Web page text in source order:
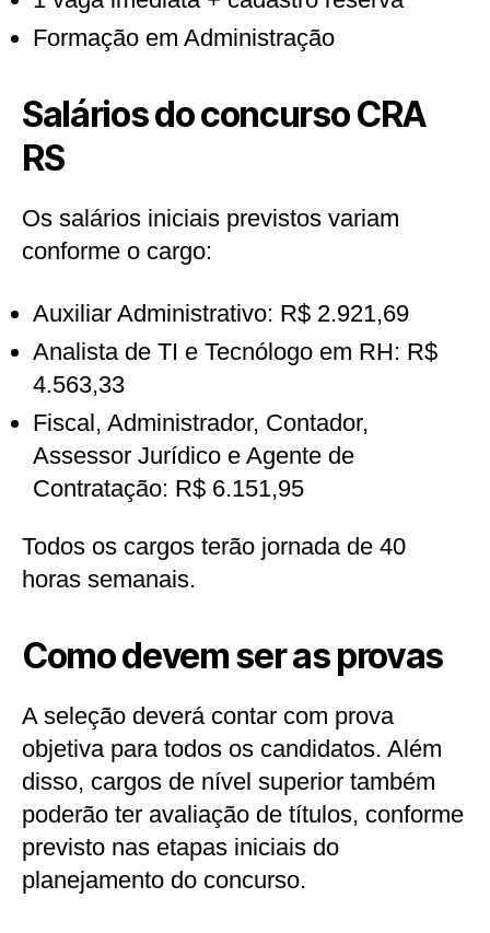
Formação em Administração
Salários do concurso CRA
RS
Os salários iniciais previstos variam
conforme o cargo:
Auxiliar Administrativo: R$ 2.921,69
Analista de TI e Tecnólogo em RH: R$
4.563,33
Fiscal, Administrador, Contador,
Assessor Jurídico e Agente de
Contratação: R$ 6.151,95
Todos os cargos terão jornada de 40
horas semanais.
Como devem ser as provas
A seleção deverá contar com prova
objetiva para todos os candidatos. Além
disso, cargos de nível superior também
poderão ter avaliação de títulos, conforme
previsto nas etapas iniciais do
planejamento do concurso.